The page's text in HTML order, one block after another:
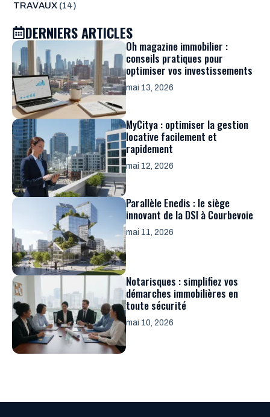
TRAVAUX(14)
DERNIERS ARTICLES
Oh magazine immobilier :
conseils pratiques pour
optimiser vos investissements
mai 13, 2026
MyCitya : optimiser la gestion
locative facilement et
rapidement
mai 12, 2026
Parallèle Enedis : le siège
innovant de la DSI à Courbevoie
mai 11, 2026
Notarisques : simplifiez vos
démarches immobilières en
toute sécurité
mai 10, 2026